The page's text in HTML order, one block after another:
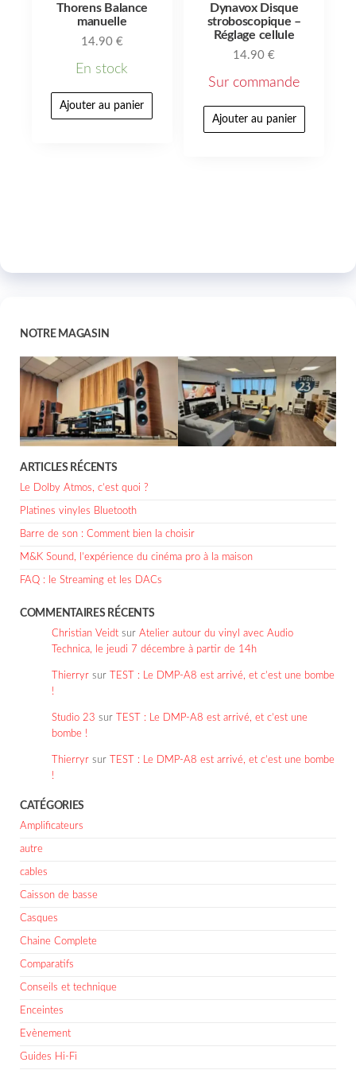
Thorens Balance
manuelle
14.90 €
En stock
Ajouter au panier
Dynavox Disque
stroboscopique –
Réglage cellule
14.90€
Sur commande
Ajouter au panier
NOTRE MAGASIN
ARTICLES RÉCENTS
Le Dolby Atmos, c’est quoi ?
Platines vinyles Bluetooth
Barre de son : Comment bien la choisir
M&K Sound, l’expérience du cinéma pro à la maison
FAQ : le Streaming et les DACs
COMMENTAIRES RÉCENTS
Christian Veidt sur Atelier autour du vinyl avec Audio
Technica, le jeudi 7 décembre à partir de 14h
Thierryr sur
TEST : Le DMP-A8 est arrivé, et c’est une bombe
!
Studio 23 sur
TEST : Le DMP-A8 est arrivé, et c’est une
bombe !
Thierryr sur
TEST : Le DMP-A8 est arrivé, et c’est une bombe
!
CATÉGORIES
Amplificateurs
autre
cables
Caisson de basse
Casques
Chaine Complete
Comparatifs
Conseils et technique
Enceintes
Evènement
Guides Hi-Fi